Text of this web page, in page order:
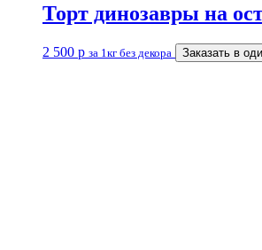
Торт динозавры на
2 500 р за 1кг без декора Заказать в